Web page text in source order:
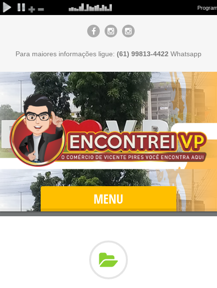
Para maiores informações ligue: (61) 99813-4422 Whatsapp
MENU